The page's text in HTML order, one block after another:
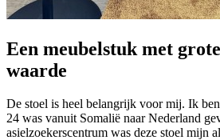
Een meubelstuk met
waarde
De stoel is heel belangrijk voor mij. Ik
24 was vanuit Somalië naar Nederland
asielzoekerscentrum was deze stoel mijn